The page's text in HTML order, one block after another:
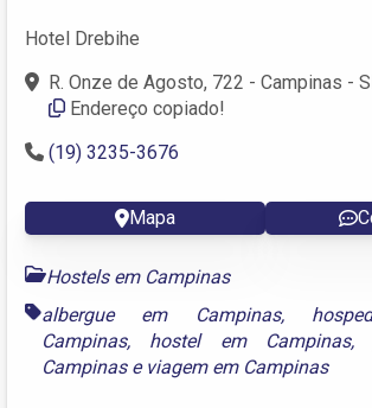
Hotel Drebihe
R. Onze de Agosto, 722 - Campinas -
Endereço copiado!
(19) 3235-3676
Mapa
Hostels em Campinas
albergue em Campinas,
Campinas, hostel em Campinas,
Campinase viagem em Campinas